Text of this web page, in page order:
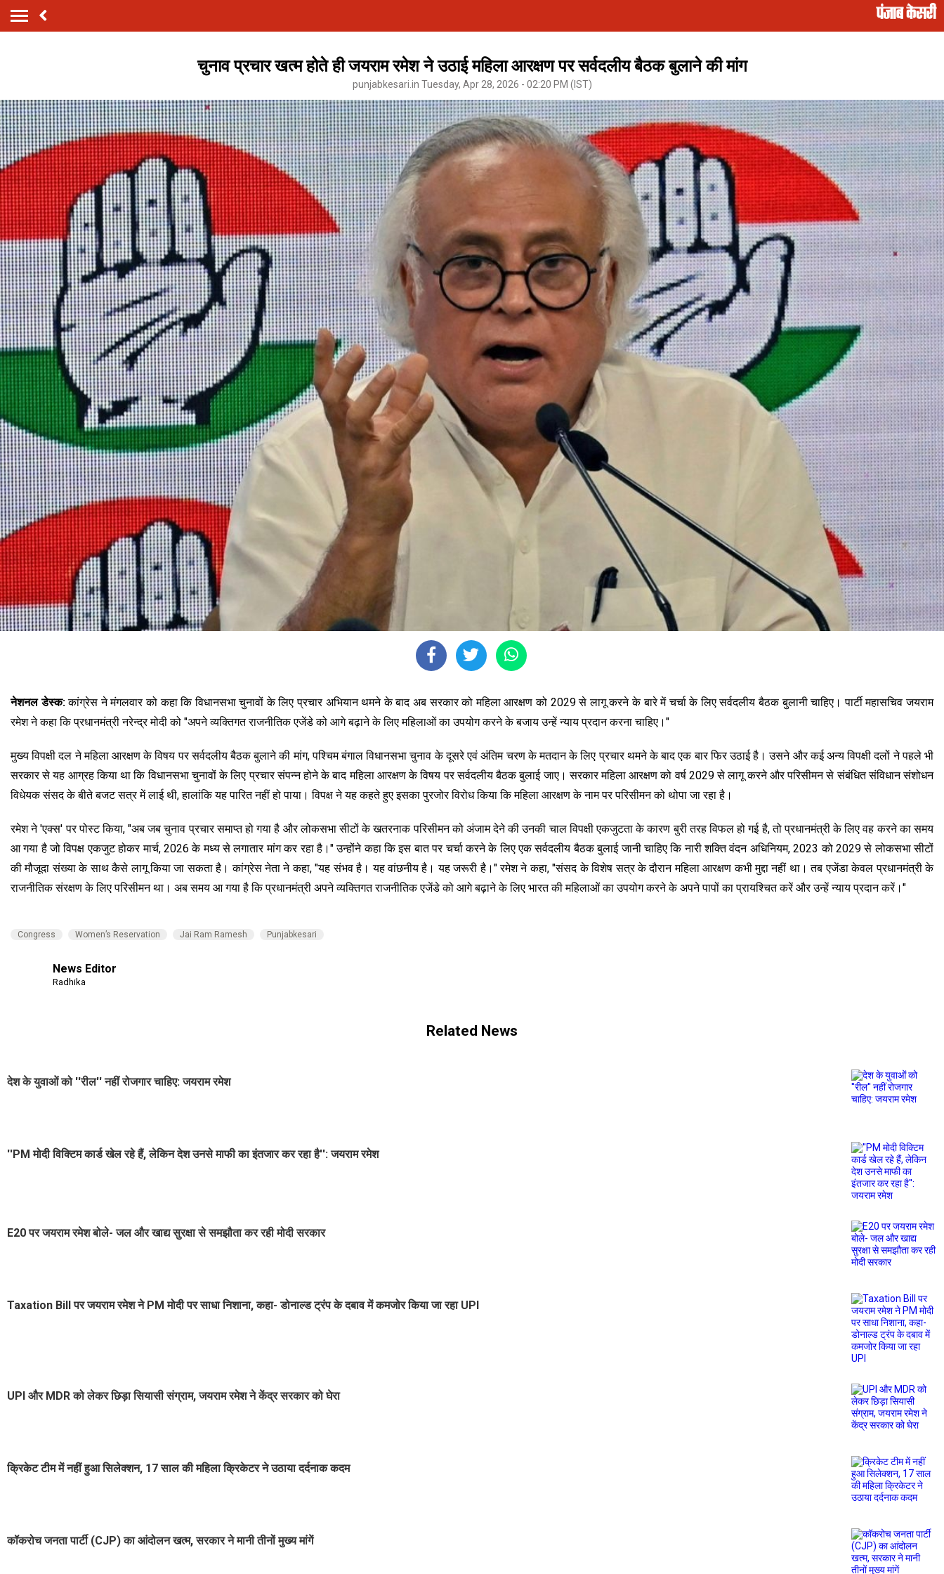
चुनाव प्रचार खत्म होते ही जयराम रमेश ने उठाई महिला आरक्षण पर सर्वदलीय बैठक बुलाने की मांग
punjabkesari.in Tuesday, Apr 28, 2026 - 02:20 PM (IST)
नेशनल डेस्क:कांग्रेस ने मंगलवार को कहा कि विधानसभा चुनावों के लिए प्रचार अभियान थमने के बाद अब सरकार को महिला आरक्षण को 2029 से लागू करने के बारे में चर्चा के लिए सर्वदलीय बैठक बुलानी चाहिए। पार्टी महासचिव जयराम
रमेश ने कहा कि प्रधानमंत्री नरेन्द्र मोदी को "अपने व्यक्तिगत राजनीतिक एजेंडे को आगे बढ़ाने के लिए महिलाओं का उपयोग करने के बजाय उन्हें न्याय प्रदान करना चाहिए।"
मुख्य विपक्षी दल ने महिला आरक्षण के विषय पर सर्वदलीय बैठक बुलाने की मांग, पश्चिम बंगाल विधानसभा चुनाव के दूसरे एवं अंतिम चरण के मतदान के लिए प्रचार थमने के बाद एक बार फिर उठाई है। उसने और कई अन्य विपक्षी दलों ने पहले भी
सरकार से यह आग्रह किया था कि विधानसभा चुनावों के लिए प्रचार संपन्न होने के बाद महिला आरक्षण के विषय पर सर्वदलीय बैठक बुलाई जाए। सरकार महिला आरक्षण को वर्ष 2029 से लागू करने और परिसीमन से संबंधित संविधान संशोधन
विधेयक संसद के बीते बजट सत्र में लाई थी, हालांकि यह पारित नहीं हो पाया। विपक्ष ने यह कहते हुए इसका पुरजोर विरोध किया कि महिला आरक्षण के नाम पर परिसीमन को थोपा जा रहा है।
रमेश ने 'एक्स' पर पोस्ट किया, "अब जब चुनाव प्रचार समाप्त हो गया है और लोकसभा सीटों के खतरनाक परिसीमन को अंजाम देने की उनकी चाल विपक्षी एकजुटता के कारण बुरी तरह विफल हो गई है, तो प्रधानमंत्री के लिए वह करने का समय
आ गया है जो विपक्ष एकजुट होकर मार्च, 2026 के मध्य से लगातार मांग कर रहा है।" उन्होंने कहा कि इस बात पर चर्चा करने के लिए एक सर्वदलीय बैठक बुलाई जानी चाहिए कि नारी शक्ति वंदन अधिनियम, 2023 को 2029 से लोकसभा सीटों
की मौजूदा संख्या के साथ कैसे लागू किया जा सकता है। कांग्रेस नेता ने कहा, "यह संभव है। यह वांछनीय है। यह जरूरी है।" रमेश ने कहा, "संसद के विशेष सत्र के दौरान महिला आरक्षण कभी मुद्दा नहीं था। तब एजेंडा केवल प्रधानमंत्री के
राजनीतिक संरक्षण के लिए परिसीमन था। अब समय आ गया है कि प्रधानमंत्री अपने व्यक्तिगत राजनीतिक एजेंडे को आगे बढ़ाने के लिए भारत की महिलाओं का उपयोग करने के अपने पापों का प्रायश्चित करें और उन्हें न्याय प्रदान करें।"
Congress Women’s Reservation Jai Ram Ramesh Punjabkesari
News Editor
Radhika
Related News
देश के युवाओं को ''रील'' नहीं रोजगार चाहिए: जयराम रमेश
''PM मोदी विक्टिम कार्ड खेल रहे हैं, लेकिन देश उनसे माफी का इंतजार कर रहा है'': जयराम रमेश
E20 पर जयराम रमेश बोले- जल और खाद्य सुरक्षा से समझौता कर रही मोदी सरकार
Taxation Bill पर जयराम रमेश ने PM मोदी पर साधा निशाना, कहा- डोनाल्ड ट्रंप के दबाव में कमजोर किया जा रहा UPI
UPI और MDR को लेकर छिड़ा सियासी संग्राम, जयराम रमेश ने केंद्र सरकार को घेरा
क्रिकेट टीम में नहीं हुआ सिलेक्शन, 17 साल की महिला क्रिकेटर ने उठाया दर्दनाक कदम
कॉकरोच जनता पार्टी (CJP) का आंदोलन खत्म, सरकार ने मानी तीनों मुख्य मांगें